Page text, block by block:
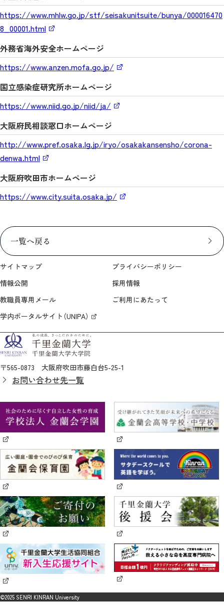
https://www.mhlw.go.jp/stf/seisakunitsuite/bunya/000016470
8_00001.html
外務省海外安全ホームページ
https://www.anzen.mofa.go.jp/
国立感染症研究所ホームページ
https://www.niid.go.jp/niid/ja/
大阪府民相談窓口ホームページ
http://www.pref.osaka.lg.jp/iryo/osakakansensho/corona-
denwa.html
大阪府吹田市ホームページ
https://www.city.suita.osaka.jp/
一覧へ戻る
サイトマップ
プライバシーポリシー
情報公開
採用情報
教職員専用メール
ご利用にあたって
学内ポータルサイト（UNIPA）
〒565-0873 大阪府吹田市藤白台5-25-1
お問い合わせ先一覧
©2025 SENRI KINRAN University